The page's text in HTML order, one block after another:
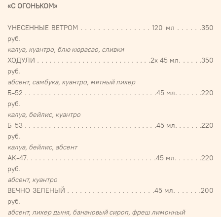
«С ОГОНЬКОМ»
УНЕСЕННЫЕ ВЕТРОМ . . . . . . . . . . . . . . . . 120 мл . . . . . .350
руб.
калуа, куантро, блю кюрасао, сливки
ХОДУЛИ . . . . . . . . . . . . . . . . . . . . . . . . . . . .2х 45 мл. . . . . .350
руб.
абсент, самбука, куантро, мятный ликер
Б-52 . . . . . . . . . . . . . . . . . . . . . . . . . . . . . . . . .45 мл. . . . . . .220
руб.
калуа, бейлис, куантро
Б-53 . . . . . . . . . . . . . . . . . . . . . . . . . . . . . . . . .45 мл. . . . . . .220
руб.
калуа, бейлис, абсент
АК-47. . . . . . . . . . . . . . . . . . . . . . . . . . . . . . . .45 мл. . . . . . .220
руб.
абсент, куантро
ВЕЧНО ЗЕЛЕНЫЙ . . . . . . . . . . . . . . . . . . . . .45 мл. . . . . . .200
руб.
абсент, ликер дыня, банановый сироп, фреш лимонный